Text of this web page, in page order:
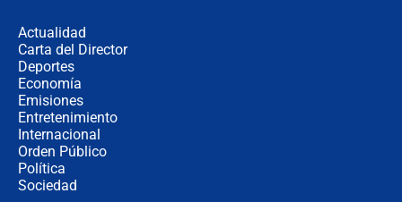
Actualidad
Carta del Director
Deportes
Economía
Emisiones
Entretenimiento
Internacional
Orden Público
Política
Sociedad